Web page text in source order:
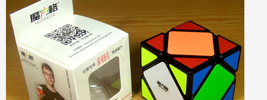
Магнитные и премиум
Кубики Рубика
Кубики 2x2x2
Кубики Рубика 3х3х3
Головоломки
Пираминксы (тетраэдры)
Аксессуары